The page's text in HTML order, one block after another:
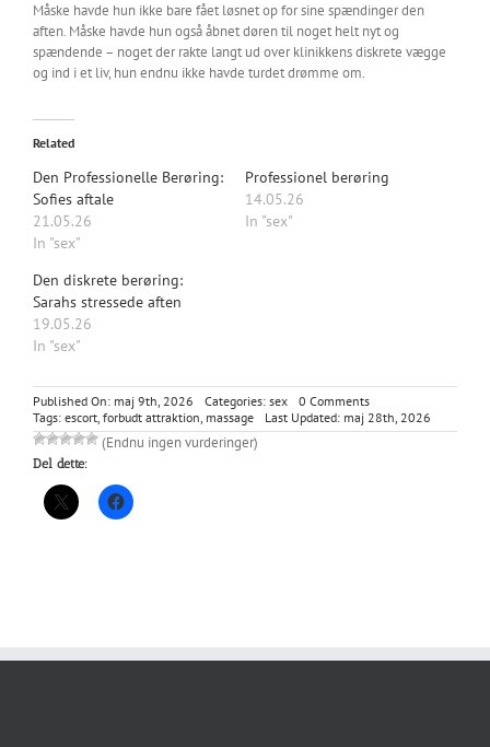
Måske havde hun ikke bare fået løsnet op for sine spændinger den
aften. Måske havde hun også åbnet døren til noget helt nyt og
spændende – noget der rakte langt ud over klinikkens diskrete vægge
og ind i et liv, hun endnu ikke havde turdet drømme om.
Related
Den Professionelle Berøring:
Sofies aftale
21.05.26
In "sex"
Professionel berøring
14.05.26
In "sex"
Den diskrete berøring:
Sarahs stressede aften
19.05.26
In "sex"
Published On: maj 9th, 2026 Categories: sex 0 Commentson
Den
diskrete
Tags: escort, forbudt attraktion, massage Last Updated: maj 28th, 2026
(Endnu ingen vurderinger)
Del dette: